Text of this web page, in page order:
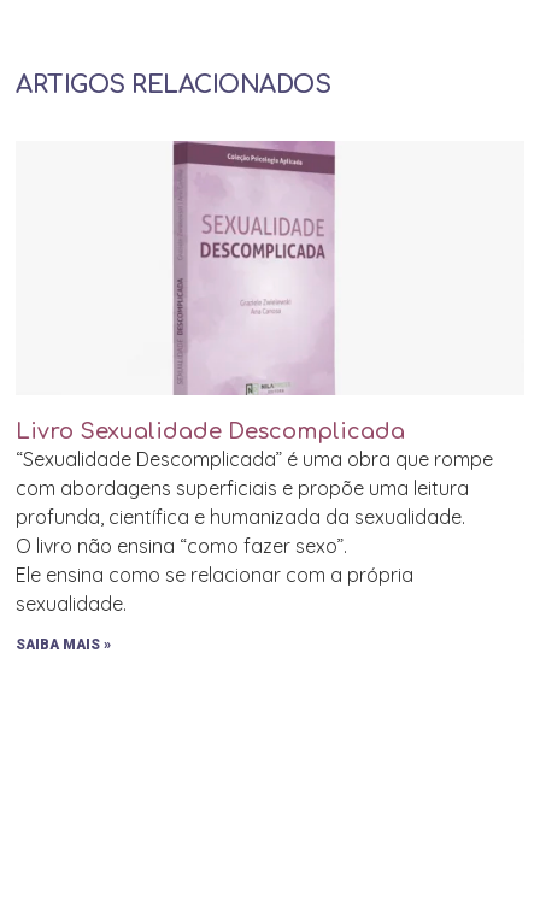
ARTIGOS RELACIONADOS
Livro Sexualidade Descomplicada
“Sexualidade Descomplicada” é uma obra que rompe
com abordagens superficiais e propõe uma leitura
profunda, científica e humanizada da sexualidade.
O livro não ensina “como fazer sexo”.
Ele ensina como se relacionar com a própria
sexualidade.
SAIBA MAIS »